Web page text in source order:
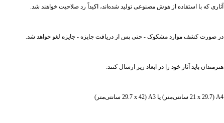
آثاری که با استفاده از هوش مصنوعی تولید شده‌اند، اکیداً رد صلاحیت خواهند شد.
در صورت کشف موارد مشکوک - حتی پس از دریافت جایزه - جایزه لغو خواهد شد.
هنرمندان باید آثار خود را در ابعاد زیر ارسال کنند:
A4 (21 x 29.7 سانتی‌متر) یا A3 (29.7 x 42 سانتی‌متر)